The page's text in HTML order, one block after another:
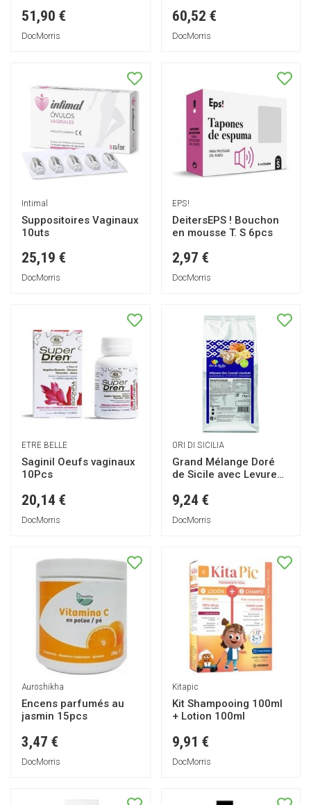
51,90 €
DocMorris
60,52 €
DocMorris
Intimal
Suppositoires Vaginaux
10uts
25,19 €
DocMorris
EPS!
DeitersEPS ! Bouchon
en mousse T. S 6pcs
2,97 €
DocMorris
ETRE BELLE
Saginil Oeufs vaginaux
10Pcs
20,14 €
DocMorris
ORI DI SICILIA
Grand Mélange Doré
de Sicile avec Levure
9,24 €
DocMorris
Auroshikha
Encens parfumés au
jasmin 15pcs
3,47 €
DocMorris
Kitapic
Kit Shampooing 100ml
+ Lotion 100ml
9,91 €
DocMorris